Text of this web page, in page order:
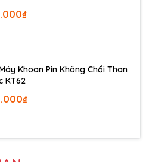
Khoan Pin Không Chổi Than
KT62